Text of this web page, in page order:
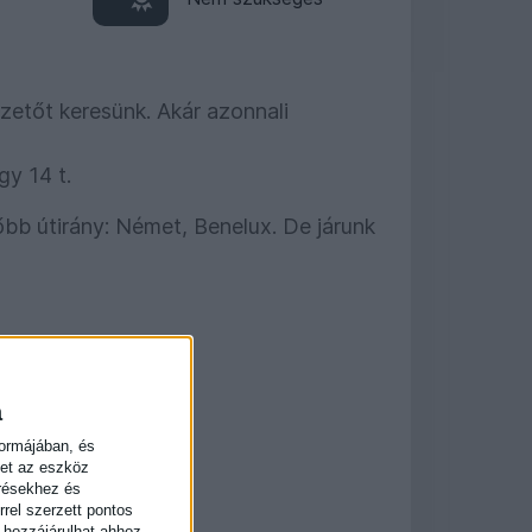
és
az eszköz
és
szerzett pontos
keresünk. Akár azonnali
14 t.
útirány: Német, Benelux. De járunk